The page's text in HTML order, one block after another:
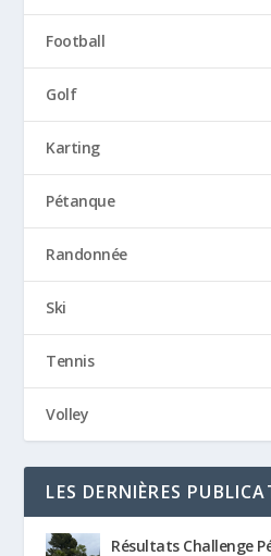
Football
Golf
Karting
Pétanque
Randonnée
Ski
Tennis
Volley
LES DERNIÈRES
Résultats Challenge